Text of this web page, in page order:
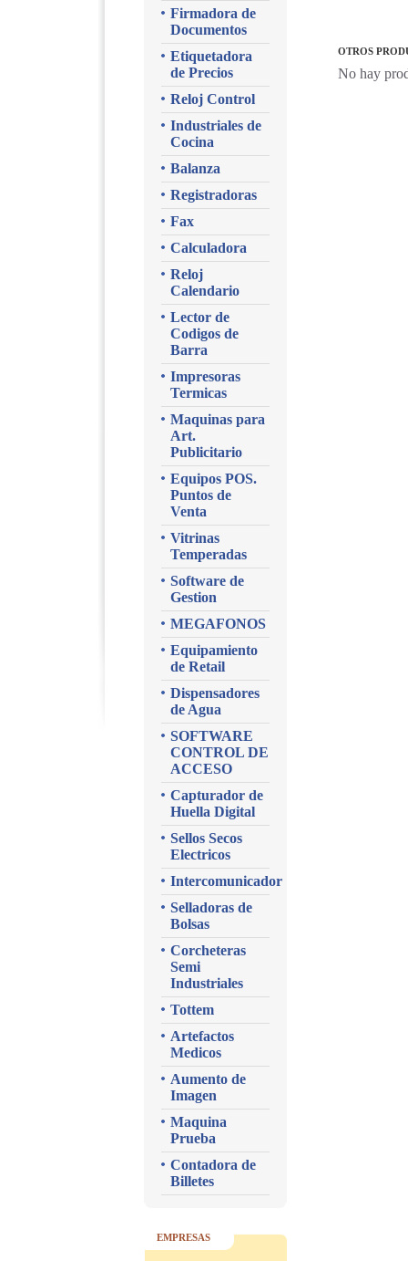
Firmadora de
Documentos
Etiquetadora
de Precios
Reloj Control
Industriales de
Cocina
Balanza
Registradoras
Fax
Calculadora
Reloj
Calendario
Lector de
Codigos de
Barra
Impresoras
Termicas
Maquinas para
Art.
Publicitario
Equipos POS.
Puntos de
Venta
Vitrinas
Temperadas
Software de
Gestion
MEGAFONOS
Equipamiento
de Retail
Dispensadores
de Agua
SOFTWARE
CONTROL DE
ACCESO
Capturador de
Huella Digital
Sellos Secos
Electricos
Intercomunicador
Selladoras de
Bolsas
Corcheteras
Semi
Industriales
Tottem
Artefactos
Medicos
Aumento de
Imagen
Maquina
Prueba
Contadora de
Billetes
EMPRESAS
OTROS
No hay